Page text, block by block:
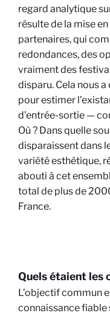
regard analytique
résulte de la mise
partenaires, qui
redondances, des
vraiment des
disparu. Cela nous
pour estimer
d’entrée-sortie —
Où ? Dans quelle
disparaissent dans
variété esthétique,
abouti à cet
total de plus de
France.
Quels étaient les
L’objectif commun
connaissance fiable